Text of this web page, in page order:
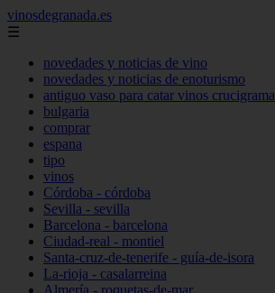
vinosdegranada.es
☰
novedades y noticias de vino
novedades y noticias de enoturismo
antiguo vaso para catar vinos crucigrama
bulgaria
comprar
espana
tipo
vinos
Córdoba - córdoba
Sevilla - sevilla
Barcelona - barcelona
Ciudad-real - montiel
Santa-cruz-de-tenerife - guía-de-isora
La-rioja - casalarreina
Almería - roquetas-de-mar